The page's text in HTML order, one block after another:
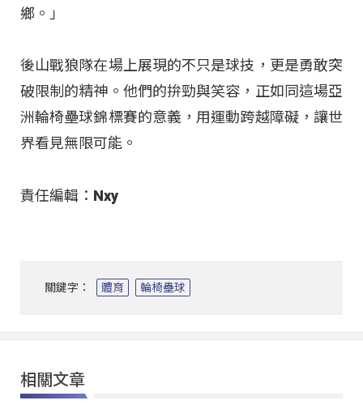
鄉。」
後山戰狼隊在場上展現的不只是球技，更是勇敢突
破限制的精神。他們的拚勁與笑容，正如同這場亞
洲輪椅壘球錦標賽的意義，用運動跨越障礙，讓世
界看見無限可能。
責任編輯：Nxy
關鍵字： 體育 輪椅壘球
相關文章